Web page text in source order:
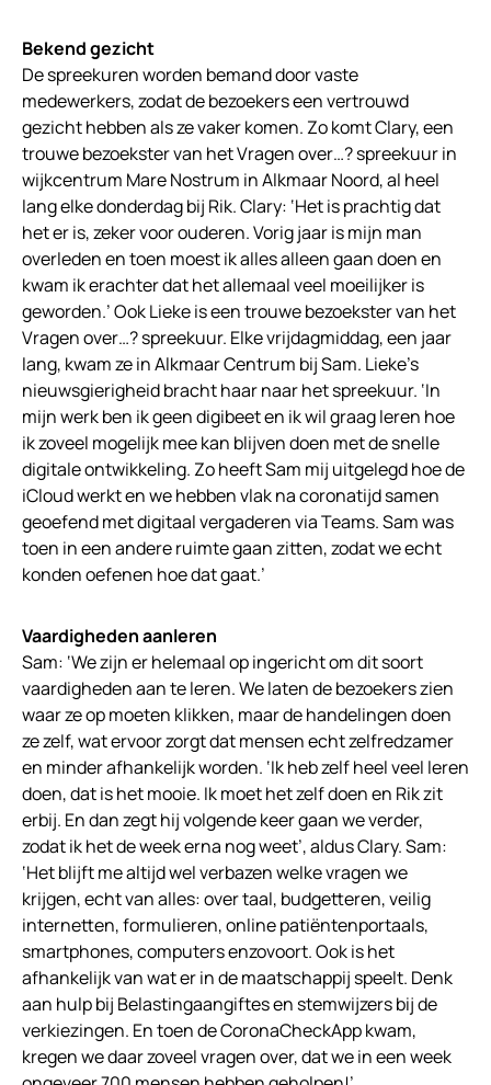
Bekend gezicht
De spreekuren worden bemand door vaste
medewerkers, zodat de bezoekers een vertrouwd
gezicht hebben als ze vaker komen. Zo komt Clary, een
trouwe bezoekster van het Vragen over…? spreekuur in
wijkcentrum Mare Nostrum in Alkmaar Noord, al heel
lang elke donderdag bij Rik. Clary: ‘Het is prachtig dat
het er is, zeker voor ouderen. Vorig jaar is mijn man
overleden en toen moest ik alles alleen gaan doen en
kwam ik erachter dat het allemaal veel moeilijker is
geworden.’ Ook Lieke is een trouwe bezoekster van het
Vragen over…? spreekuur. Elke vrijdagmiddag, een jaar
lang, kwam ze in Alkmaar Centrum bij Sam. Lieke’s
nieuwsgierigheid bracht haar naar het spreekuur. ‘In
mijn werk ben ik geen digibeet en ik wil graag leren hoe
ik zoveel mogelijk mee kan blijven doen met de snelle
digitale ontwikkeling. Zo heeft Sam mij uitgelegd hoe de
iCloud werkt en we hebben vlak na coronatijd samen
geoefend met digitaal vergaderen via Teams. Sam was
toen in een andere ruimte gaan zitten, zodat we echt
konden oefenen hoe dat gaat.’
Vaardigheden aanleren
Sam: ‘We zijn er helemaal op ingericht om dit soort
vaardigheden aan te leren. We laten de bezoekers zien
waar ze op moeten klikken, maar de handelingen doen
ze zelf, wat ervoor zorgt dat mensen echt zelfredzamer
en minder afhankelijk worden. ‘Ik heb zelf heel veel leren
doen, dat is het mooie. Ik moet het zelf doen en Rik zit
erbij. En dan zegt hij volgende keer gaan we verder,
zodat ik het de week erna nog weet’, aldus Clary. Sam:
‘Het blijft me altijd wel verbazen welke vragen we
krijgen, echt van alles: over taal, budgetteren, veilig
internetten, formulieren, online patiëntenportaals,
smartphones, computers enzovoort. Ook is het
afhankelijk van wat er in de maatschappij speelt. Denk
aan hulp bij Belastingaangiftes en stemwijzers bij de
verkiezingen. En toen de CoronaCheckApp kwam,
kregen we daar zoveel vragen over, dat we in een week